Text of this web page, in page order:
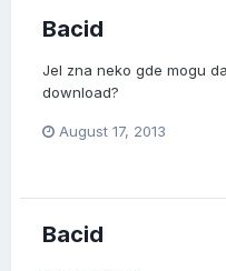
Bacid
Jel zna neko gde mogu
download?
August 17, 2013
Bacid